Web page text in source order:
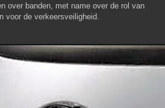
over banden, met name over de rol van
voor de verkeersveiligheid.